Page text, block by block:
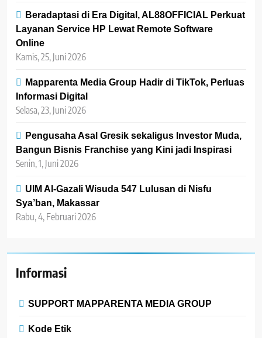
Beradaptasi di Era Digital, AL88OFFICIAL Perkuat
Layanan Service HP Lewat Remote Software
Online
Kamis, 25, Juni 2026
Mapparenta Media Group Hadir di TikTok, Perluas
Informasi Digital
Selasa, 23, Juni 2026
Pengusaha Asal Gresik sekaligus Investor Muda,
Bangun Bisnis Franchise yang Kini jadi Inspirasi
Senin, 1, Juni 2026
UIM Al-Gazali Wisuda 547 Lulusan di Nisfu
Sya’ban, Makassar
Rabu, 4, Februari 2026
Informasi
SUPPORT MAPPARENTA MEDIA GROUP
Kode Etik